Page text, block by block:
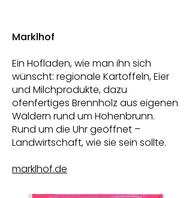
Marklhof
Ein Hofladen, wie man ihn sich
wünscht: regionale Kartoffeln, Eier
und Milchprodukte, dazu
ofenfertiges Brennholz aus eigenen
Wäldern rund um Hohenbrunn.
Rund um die Uhr geöffnet –
Landwirtschaft, wie sie sein sollte.
marklhof.de